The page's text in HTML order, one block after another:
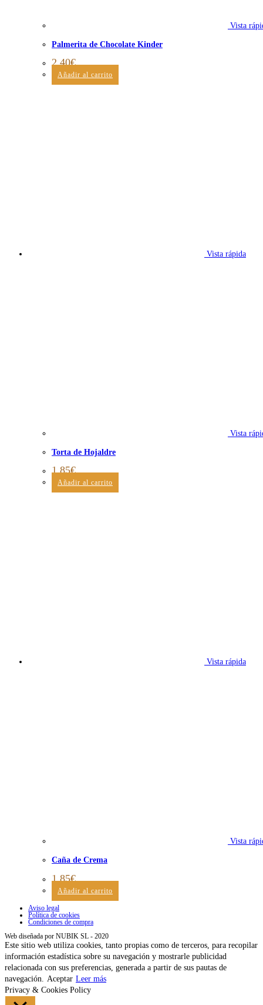
Vista
Palmerita de Chocolate Kinder
2,40€
Añadir al carrito
Vista rápida
Vista
Torta de Hojaldre
1,85€
Añadir al carrito
Vista rápida
Vista
Caña de Crema
1,85€
Añadir al carrito
Aviso legal
Política de cookies
Condiciones de compra
Web diseñada por NUBIK SL - 2020
Este sitio web utiliza cookies, tanto propias como de terceros, para recopilar
información estadística sobre su navegación y mostrarle publicidad
relacionada con sus preferencias, generada a partir de sus pautas de
navegación.
Aceptar Leer más
Privacy & Cookies Policy